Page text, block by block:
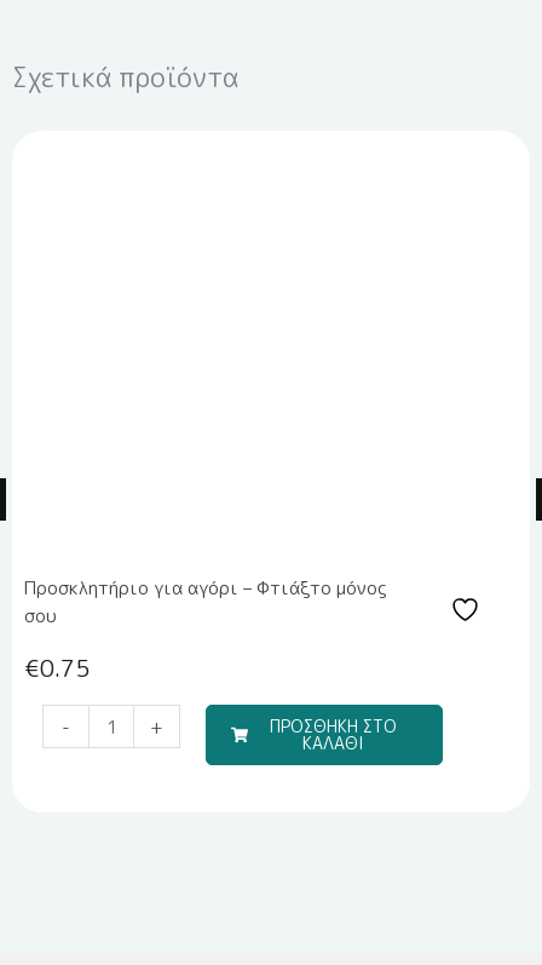
Σχετικά προϊόντα
Προσκλητήριο για αγόρι – Φτιάξτο μόνος
σου
€0.75
-
Μπομπονιέρα
Υγρής
+ ΠΡΟΣΘΗΚΗ ΣΤΟ
ΚΑΛΑΘΙ